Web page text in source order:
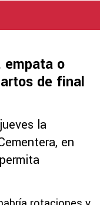
empata o
de final
la
en